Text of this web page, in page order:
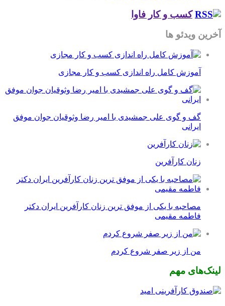
کسب و کار فاوا
آخرین ویدئو ها
آموزش کامل راه اندازی کسب و کار مجازی
گف و گوی علی جمشیدی با امیر رضا وثوقیان جوان موفق
ایرانی
زنان کارآفرین
مصاحبه با یکی از موفق ترین زنان کارآفرین ایران دکتر
فاطمه مقیمی
من از زیر صفر شروع کردم
لینک‌های مهم